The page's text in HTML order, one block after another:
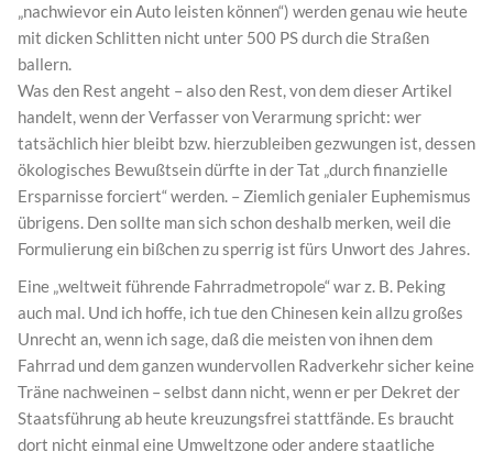
„nachwievor ein Auto leisten können“) werden genau wie heute
mit dicken Schlitten nicht unter 500 PS durch die Straßen
ballern.
Was den Rest angeht – also den Rest, von dem dieser Artikel
handelt, wenn der Verfasser von Verarmung spricht: wer
tatsächlich hier bleibt bzw. hierzubleiben gezwungen ist, dessen
ökologisches Bewußtsein dürfte in der Tat „durch finanzielle
Ersparnisse forciert“ werden. – Ziemlich genialer Euphemismus
übrigens. Den sollte man sich schon deshalb merken, weil die
Formulierung ein bißchen zu sperrig ist fürs Unwort des Jahres.
Eine „weltweit führende Fahrradmetropole“ war z. B. Peking
auch mal. Und ich hoffe, ich tue den Chinesen kein allzu großes
Unrecht an, wenn ich sage, daß die meisten von ihnen dem
Fahrrad und dem ganzen wundervollen Radverkehr sicher keine
Träne nachweinen – selbst dann nicht, wenn er per Dekret der
Staatsführung ab heute kreuzungsfrei stattfände. Es braucht
dort nicht einmal eine Umweltzone oder andere staatliche